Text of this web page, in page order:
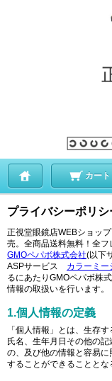
カート
プライバシーポリシ
正視堂眼鏡店WEBショッ
売。全商品送料無料！全フ
GMOペパボ株式会社(以下
ASPサービス カラーミー
るにあたりGMOペパボ株
情報の取扱いを行います。
1.個人情報の定義
「個人情報」とは、生存
氏名、生年月日その他の
の、及び他の情報と容易
することができることとな